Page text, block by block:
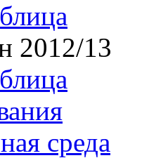
2012/13
среда